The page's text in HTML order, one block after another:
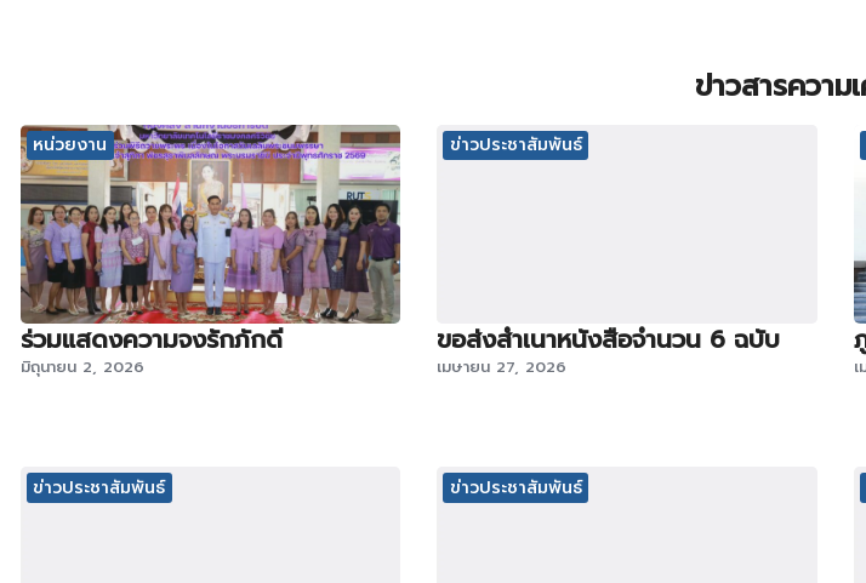
ข่าวสารความ
หน่วยงาน
ร่วมแสดงความจงรักภักดี
มิถุนายน 2, 2026
ข่าวประชาสัมพันธ์
ขอส่งสำเนาหนังสือจำนวน 6 ฉบับ
เมษายน 27, 2026
ข่าวประชาสัมพันธ์ ข่าวประชาสัมพันธ์